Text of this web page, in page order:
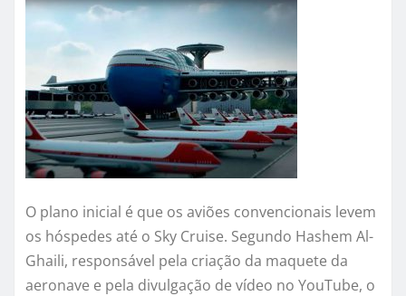
O plano inicial é que os aviões convencionais levem
os hóspedes até o Sky Cruise. Segundo Hashem Al-
Ghaili, responsável pela criação da maquete da
aeronave e pela divulgação de vídeo no YouTube, o